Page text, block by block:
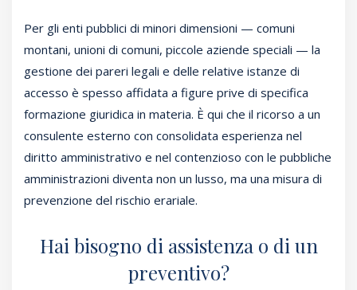
Per gli enti pubblici di minori dimensioni — comuni
montani, unioni di comuni, piccole aziende speciali — la
gestione dei pareri legali e delle relative istanze di
accesso è spesso affidata a figure prive di specifica
formazione giuridica in materia. È qui che il ricorso a un
consulente esterno con consolidata esperienza nel
diritto amministrativo e nel contenzioso con le pubbliche
amministrazioni diventa non un lusso, ma una misura di
prevenzione del rischio erariale.
Hai bisogno di assistenza o di un
preventivo?